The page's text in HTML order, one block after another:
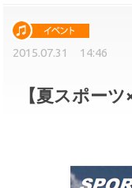
2015.07.31 14:46
【夏スポー